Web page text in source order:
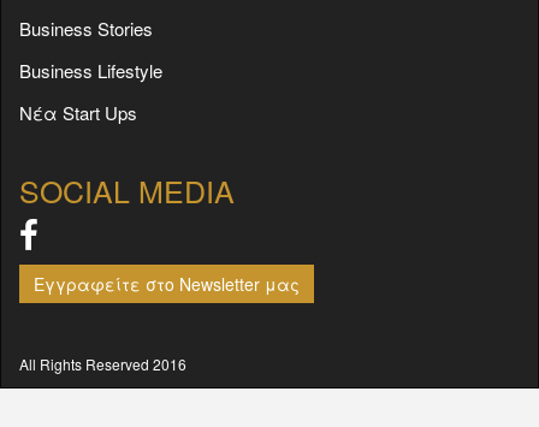
Business Stories
Business Lifestyle
Νέα Start Ups
SOCIAL MEDIA
Εγγραφείτε στο Newsletter μας
All Rights Reserved 2016